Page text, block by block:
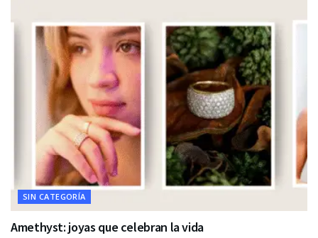
SIN CATEGORÍA
Amethyst: joyas que celebran la vida